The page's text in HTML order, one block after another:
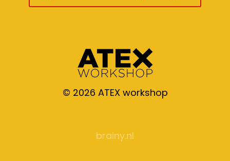
© 2026 ATEX workshop
brainy.nl